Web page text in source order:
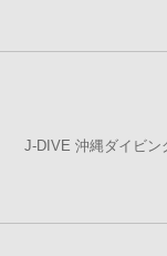
J-DIVE 沖縄ダイビン